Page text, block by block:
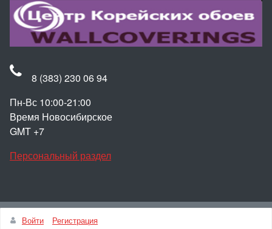
8 (383) 230 06 94
Пн-Вс 10:00-21:00
Время Новосибирское
GMT +7
Персональный раздел
Войти
Регистрация